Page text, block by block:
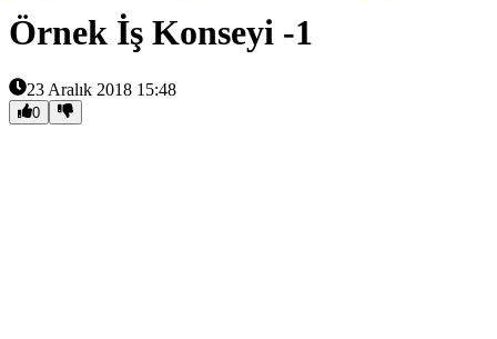
Örnek İş Konseyi -1
23 Aralık 2018 15:48
0